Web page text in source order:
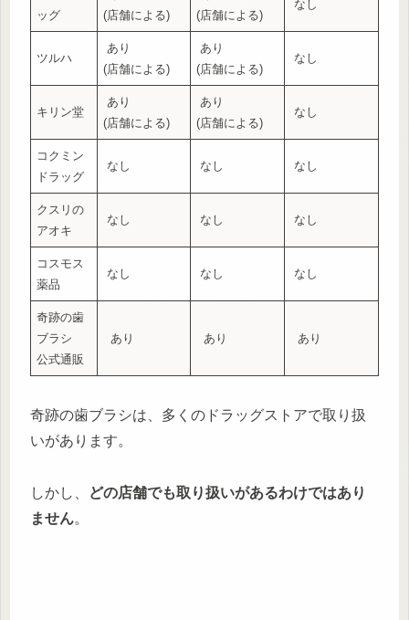
ッグ
(店舗による)
(店舗による)
なし
ツルハ
あり
(店舗による)
あり
(店舗による)
なし
キリン堂
あり
(店舗による)
あり
(店舗による)
なし
コクミン
ドラッグ
なし なし なし
クスリの
アオキ
なし なし なし
コスモス
薬品
なし なし なし
奇跡の歯
ブラシ
公式通販
あり あり あり
奇跡の歯ブラシは、多くのドラッグストアで取り扱
いがあります。
しかし、
どの店舗でも取り扱いがあるわけではあり
ません。